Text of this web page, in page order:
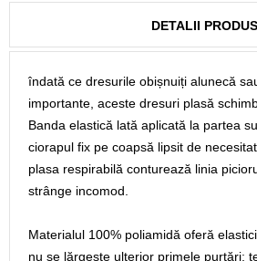
DETALII PRODUS
îndată ce dresurile obișnuiți alunecă
importante, aceste dresuri plasă
Banda elastică lată aplicată la partea
ciorapul fix pe coapsă lipsit de
plasa respirabilă conturează linia
strânge incomod.
Materialul 100% poliamidă oferă
nu se lărgește ulterior primele purtări;